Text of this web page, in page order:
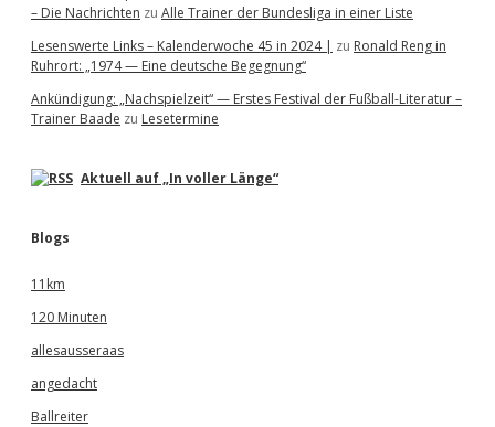
– Die Nachrichten zu Alle Trainer der Bundesliga in einer Liste
Lesenswerte Links – Kalenderwoche 45 in 2024 | zu Ronald Reng in
Ruhrort: „1974 — Eine deutsche Begegnung“
Ankündigung: „Nachspielzeit“ — Erstes Festival der Fußball-Literatur –
Trainer Baade zu Lesetermine
Aktuell auf „In voller Länge“
Blogs
11km
120 Minuten
allesausseraas
angedacht
Ballreiter